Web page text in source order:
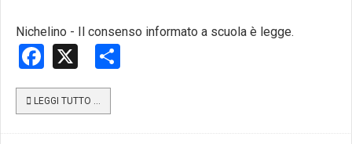
Nichelino - Il consenso informato a scuola è legge.
Facebook
LEGGI TUTTO …